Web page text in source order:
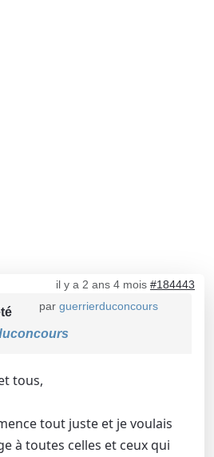
il y a 2 ans 4 mois #184443
par guerrierduconcours
tous,
tout juste et je voulais
à toutes celles et ceux qui